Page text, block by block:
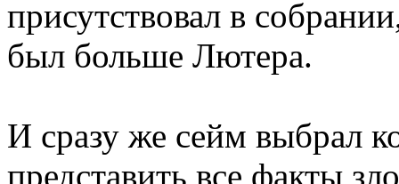
присутствовал в
был больше Лютера.
И сразу же сейм выбрал
представить все факты